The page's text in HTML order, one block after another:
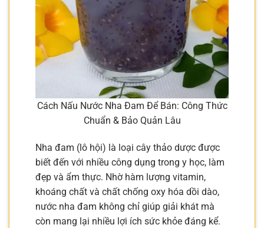
Cách Nấu Nước Nha Đam Để Bán: Công Thức
Chuẩn & Bảo Quản Lâu
Nha đam (lô hội) là loại cây thảo dược được
biết đến với nhiều công dụng trong y học, làm
đẹp và ẩm thực. Nhờ hàm lượng vitamin,
khoáng chất và chất chống oxy hóa dồi dào,
nước nha đam không chỉ giúp giải khát mà
còn mang lại nhiều lợi ích sức khỏe đáng kể.